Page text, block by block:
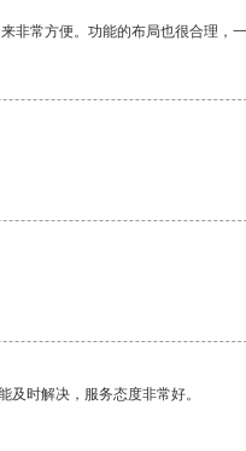
非常方便。功能的布局也很合理，一
时解决，服务态度非常好。